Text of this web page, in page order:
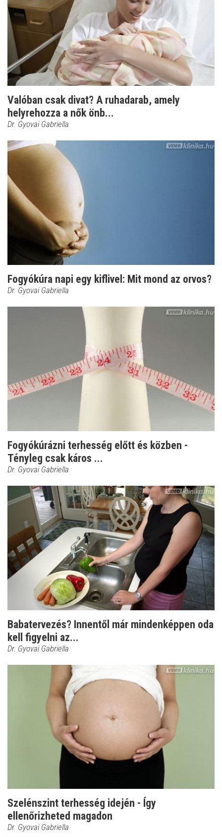
Valóban csak divat? A ruhadarab, amely
helyrehozza a nők önb...
Dr. Gyovai Gabriella
Fogyókúra napi egy kiflivel: Mit mond az orvos?
Dr. Gyovai Gabriella
Fogyókúrázni terhesség előtt és közben -
Tényleg csak káros ...
Dr. Gyovai Gabriella
Babatervezés? Innentől már mindenképpen oda
kell figyelni az...
Dr. Gyovai Gabriella
Szelénszint terhesség idején - Így
ellenőrizheted magadon
Dr. Gyovai Gabriella